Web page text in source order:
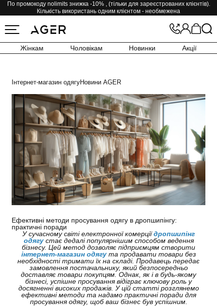
По промокоду nolimits знижка -10% , (тільки для зареєстрованих клієнтів).
Кількість використань одним клієнтом - необмежена
Жінкам Чоловікам Новинки Акції
Інтернет-магазин одягуНовини AGER
Ефективні методи просування одягу в дропшипінгу:
практичні поради
У сучасному світі електронної комерціїдропшипінг
одягустає дедалі популярнішим способом ведення
бізнесу. Цей метод дозволяє підприємцям створити
інтернет-магазин одягута продавати товари без
необхідності тримати їх на складі. Продавець передає
замовлення постачальнику, який безпосередньо
доставляє товари покупцям. Однак, як і в будь-якому
бізнесі, успішне просування відіграє ключову роль у
досягненні високих продажів. У цій статті розглянемо
ефективні методи та надамо практичні поради для
просування одягу, щоб ваш бізнес був успішним.